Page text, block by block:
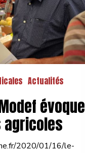
Actualités
évoque
2020/01/16/le-